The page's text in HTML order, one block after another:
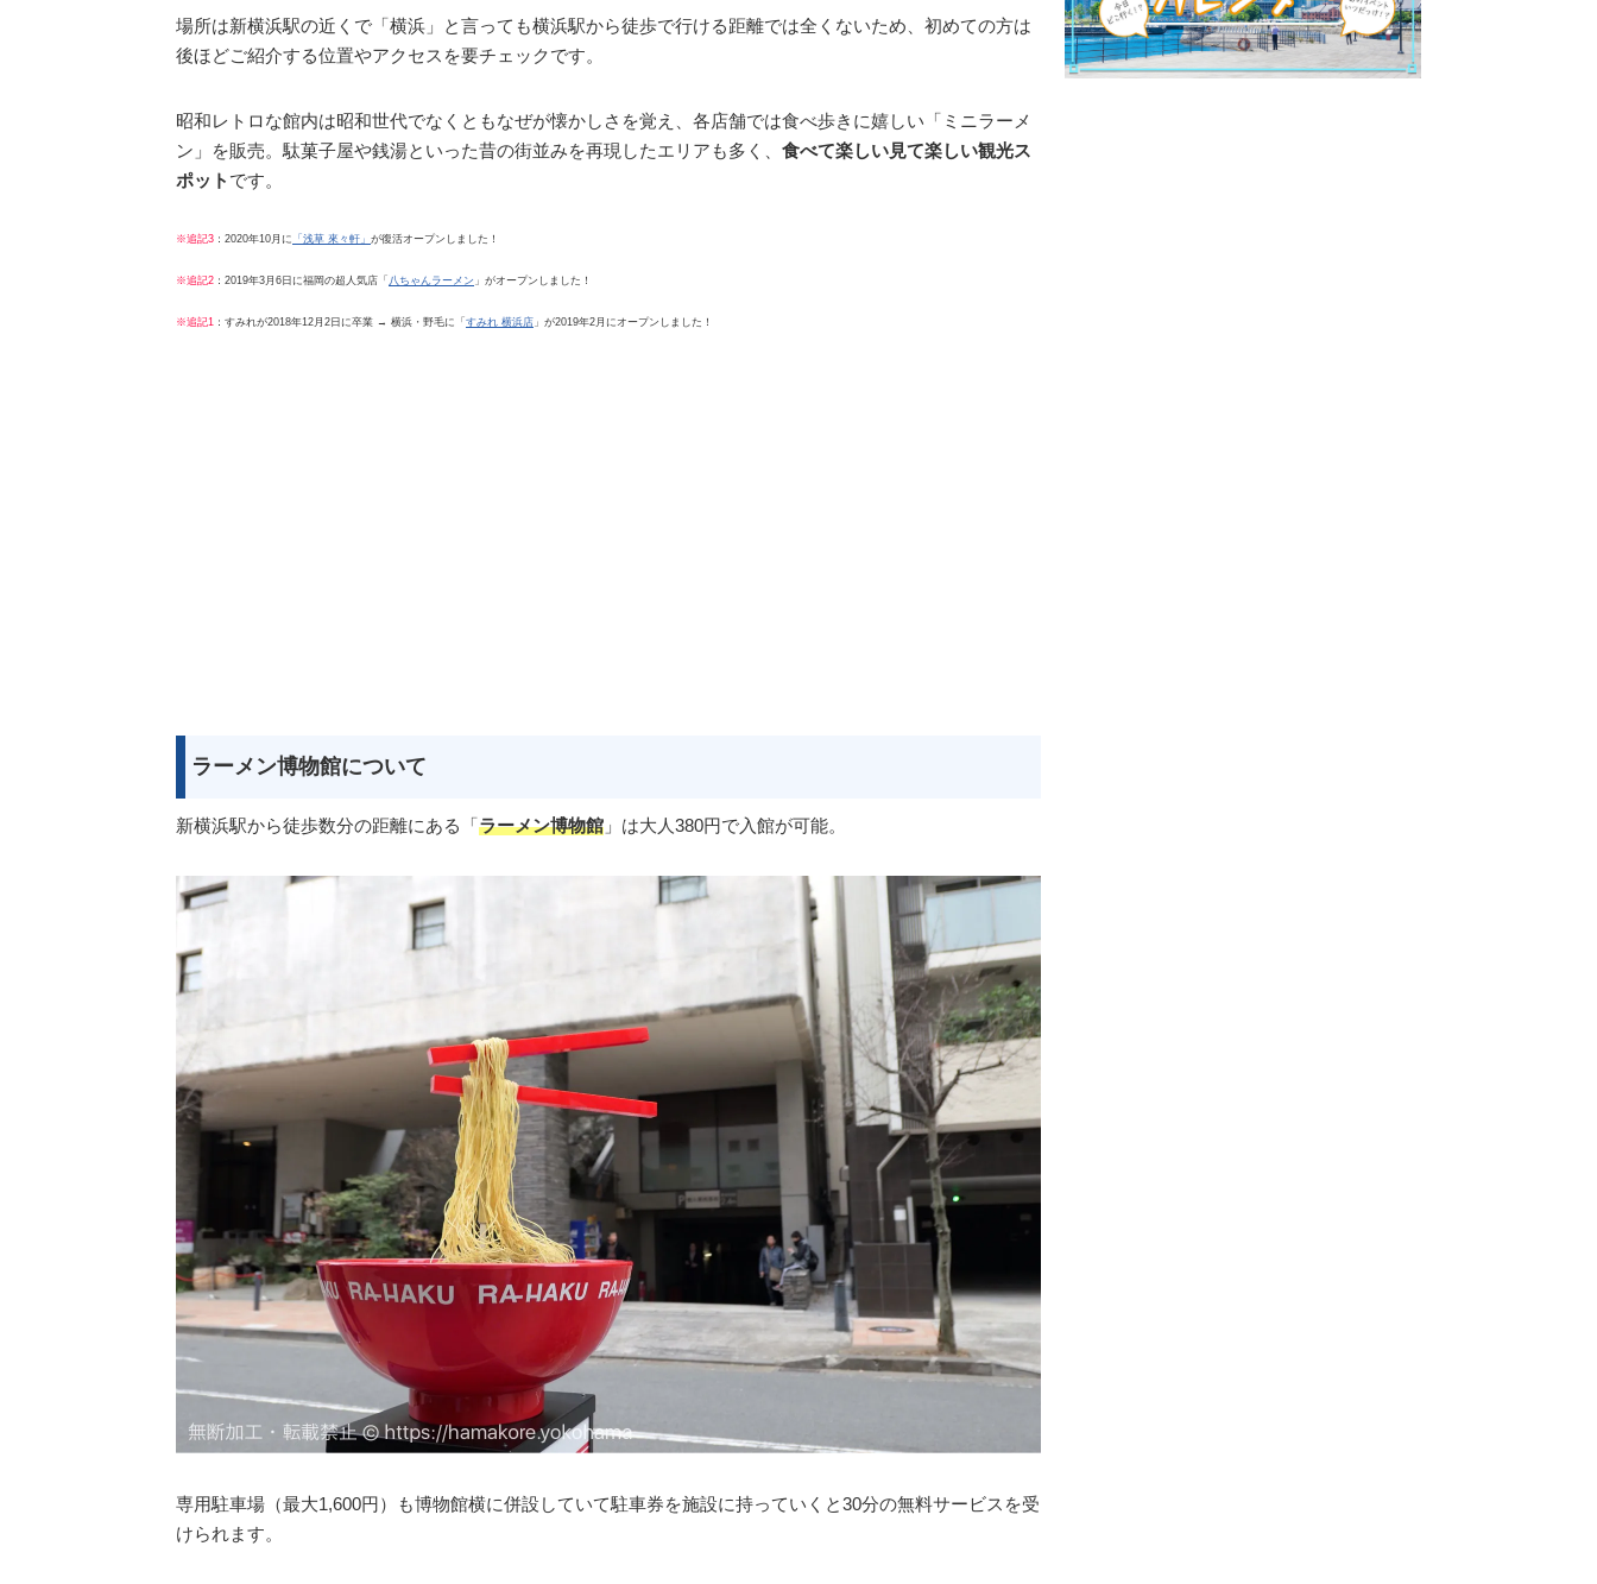
場所は新横浜駅の近くで「横浜」と言っても横浜駅から徒歩で行ける距離では全くないため、初めての方は
後ほどご紹介する位置やアクセスを要チェックです。
昭和レトロな館内は昭和世代でなくともなぜが懐かしさを覚え、各店舗では食べ歩きに嬉しい「ミニラーメ
ン」を販売。駄菓子屋や銭湯といった昔の街並みを再現したエリアも多く、 食べて楽しい見て楽しい観光ス
ポット です。
※追記3 ：2020年10月に 「浅草 來々軒」 が復活オープンしました！
※追記2 ：2019年3月6日に福岡の超人気店「 八ちゃんラーメン 」がオープンしました！
※追記1 ：すみれが2018年12月2日に卒業 → 横浜・野毛に「 すみれ 横浜店 」が2019年2月にオープンしました！
ラーメン博物館について
新横浜駅から徒歩数分の距離にある「ラーメン博物館 」は大人380円で入館が可能。
専用駐車場（最大1,600円）も博物館横に併設していて駐車券を施設に持っていくと30分の無料サービスを受
けられます。